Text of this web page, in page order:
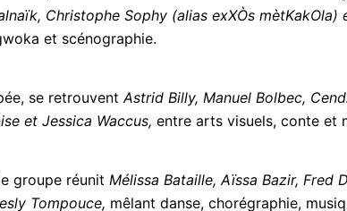
Christophe Sophy (alias exXÒs mètKakOla)
et scénographie.
se retrouvent Astrid Billy, Manuel Bolbec,
et Jessica Waccus, entre arts visuels, conte et
groupe réunit Mélissa Bataille, Aïssa Bazir, Fred
Tompouce, mêlant danse, chorégraphie,